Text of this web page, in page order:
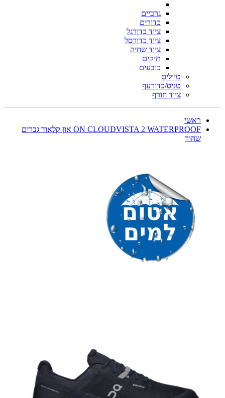
גרביים
כדורים
ציוד כדורגל
ציוד כדורסל
ציוד שחיה
תיקים
כובעים
טיולים
טניס/כדורעף
ציוד חורף
ראשי
ON CLOUDVISTA 2 WATERPROOF און קלאוד גברים
שחור